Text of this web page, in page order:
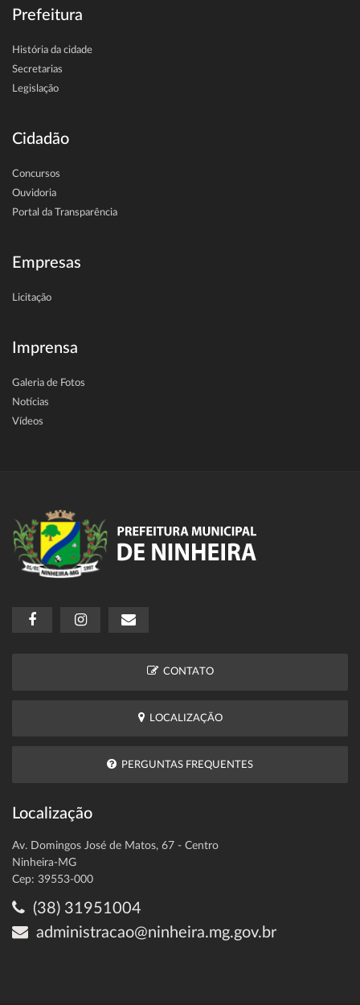
Prefeitura
História da cidade
Secretarias
Legislação
Cidadão
Concursos
Ouvidoria
Portal da Transparência
Empresas
Licitação
Imprensa
Galeria de Fotos
Notícias
Vídeos
CONTATO
LOCALIZAÇÃO
PERGUNTAS FREQUENTES
Localização
Av. Domingos José de Matos, 67 - Centro
Ninheira-MG
Cep: 39553-000
(38) 31951004
administracao@ninheira.mg.gov.br